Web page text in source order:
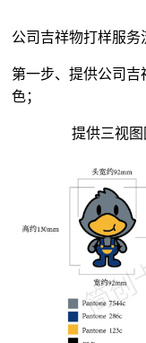
公司吉祥物打样服务
第一步、提供公司
色；
提供三视